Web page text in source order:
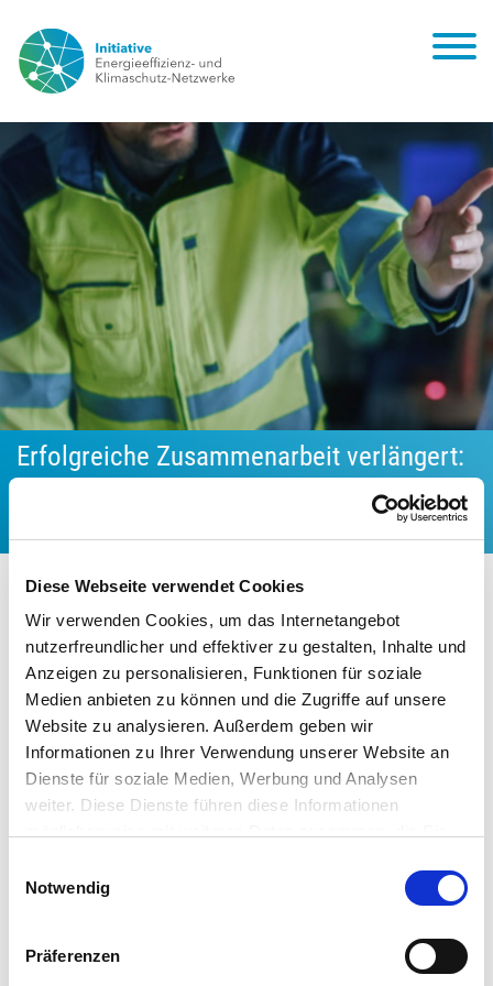
Diese Webseite verwendet Cookies
Wir verwenden Cookies, um das Internetangebot
nutzerfreundlicher und effektiver zu gestalten, Inhalte und
Anzeigen zu personalisieren, Funktionen für soziale
Medien anbieten zu können und die Zugriffe auf unsere
Website zu analysieren. Außerdem geben wir
Informationen zu Ihrer Verwendung unserer Website an
Dienste für soziale Medien, Werbung und Analysen
weiter. Diese Dienste führen diese Informationen
Nutzung der Dienste gesammelt haben.
Notwendig
Präferenzen
Erfolgreiche Zusammenarbeit verlängert:
adelphi und Fraunhofer ISI als Monitoring-
14.02.2022
Mit adelphi und dem Fraunhofer ISI hat die
Netzwerkinitiative auch weiterhin bewährte Partner für die
Zusammenarbeit beim Monitoring an ihrer Seite. Durch das
Monitoring sollen die umgesetzten Energieeffizienz- und
Klimaschutzmaßnahmen und die dadurch realisierten
Einsparungen von Energie- und Treibhausgasemissionen
ermittelt werden. Die unabhängigen wissenschaftlichen
Institute unterstützen zukünftig auch bei der Festlegung
des unternehmens- bzw. netzwerkspezifischen Einsparziels.
https://www.effizienznetzwerke.org/ablauf-der-